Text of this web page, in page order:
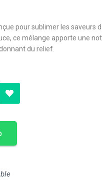
pour sublimer les saveurs
ce mélange apporte une
du relief.